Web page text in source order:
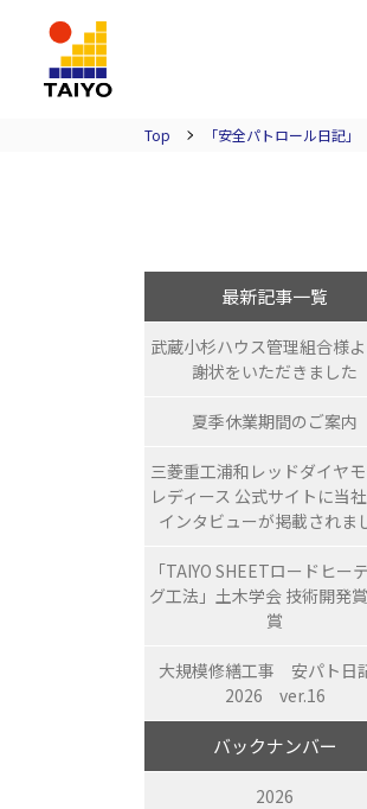
Top 「安全パトロール日記」
最新記事一覧
武蔵小杉ハウス管理組合様
謝状をいただきました
夏季休業期間のご案内
三菱重工浦和レッドダイヤ
レディース 公式サイトに当
インタビューが掲載されま
「TAIYO SHEETロードヒー
グ工法」土木学会 技術開発
賞
大規模修繕工事 安パト日
2026 ver.16
バックナンバー
2026